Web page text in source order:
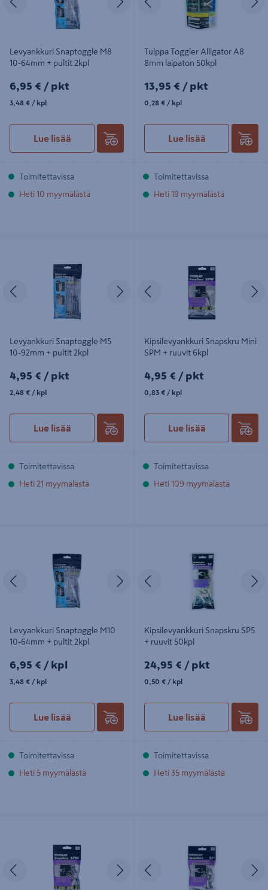
Levyankkuri Snaptoggle M8
10-64mm + pultit 2kpl
6,95€/pkt
6,95 € / pkt
3,48€/kpl
3,48 € / kpl
Lue lisää
Toimitettavissa
Heti 10 myymälästä
Tulppa Toggler Alligator A8
8mm laipaton 50kpl
13,95€/pkt
13,95 € / pkt
0,28€/kpl
0,28 € / kpl
Lue lisää
Toimitettavissa
Heti 19 myymälästä
Edellinen Seuraava
Levyankkuri Snaptoggle M5
10-92mm + pultit 2kpl
4,95€/pkt
4,95 € / pkt
2,48€/kpl
2,48 € / kpl
Lue lisää
Toimitettavissa
Heti 21 myymälästä
Edellinen
Kipsilevyankkuri Snapskru Mini
SPM + ruuvit 6kpl
4,95€/pkt
4,95 € / pkt
0,83€/kpl
0,83 € / kpl
Lue lisää
Toimitettavissa
Heti 109 myymälästä
Edellinen Seuraava
Levyankkuri Snaptoggle M10
10-64mm + pultit 2kpl
6,95€/kpl
6,95 € / kpl
3,48€/kpl
3,48 € / kpl
Lue lisää
Toimitettavissa
Heti 5 myymälästä
Kipsilevyankkuri Snapskru SP5
+ ruuvit 50kpl
24,95€/pkt
24,95 € / pkt
0,50€/kpl
0,50 € / kpl
Lue lisää
Toimitettavissa
Heti 35 myymälästä
Edellinen SeuraavaEdellinen